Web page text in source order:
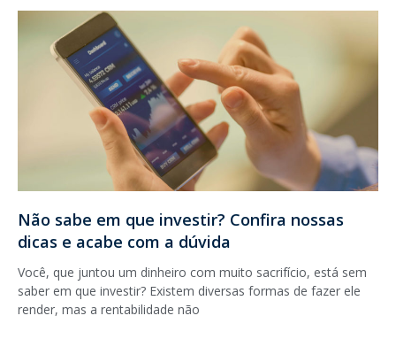
Não sabe em que investir? Confira nossas
dicas e acabe com a dúvida
Você, que juntou um dinheiro com muito sacrifício, está sem
saber em que investir? Existem diversas formas de fazer ele
render, mas a rentabilidade não